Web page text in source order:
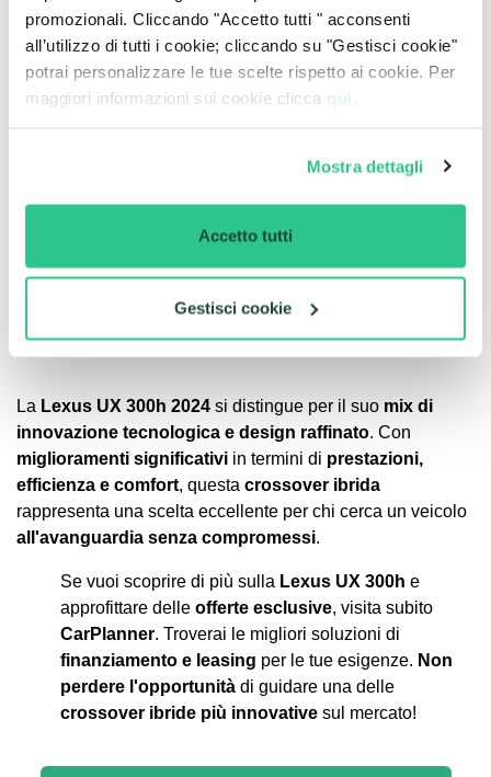
promozionali. Cliccando "Accetto tutti " acconsenti
all’utilizzo di tutti i cookie; cliccando su "Gestisci cookie"
potrai personalizzare le tue scelte rispetto ai cookie. Per
maggiori informazioni sui cookie clicca qui.
Mostra dettagli
Accetto tutti
Gestisci cookie
Sistemi di Sicurezza Avanzati
La UX 300h è equipaggiata con ilLexus Safety System+
che include:
di sicurezza superiore, proteggendo passeggeri e altri
La Lexus UX 300h 2024 si distingue per il suo mix di
innovazione tecnologica e design raffinato. Con
miglioramenti significativi in termini di prestazioni,
efficienza e comfort, questa crossover ibrida
rappresenta una scelta eccellente per chi cerca un veicolo
all'avanguardia senza compromessi.
Se vuoi scoprire di più sulla Lexus UX 300h e
approfittare delle offerte esclusive, visita subito
CarPlanner. Troverai le migliori soluzioni di
finanziamento e leasing per le tue esigenze. Non
perdere l'opportunità di guidare una delle
crossover ibride più innovative sul mercato!